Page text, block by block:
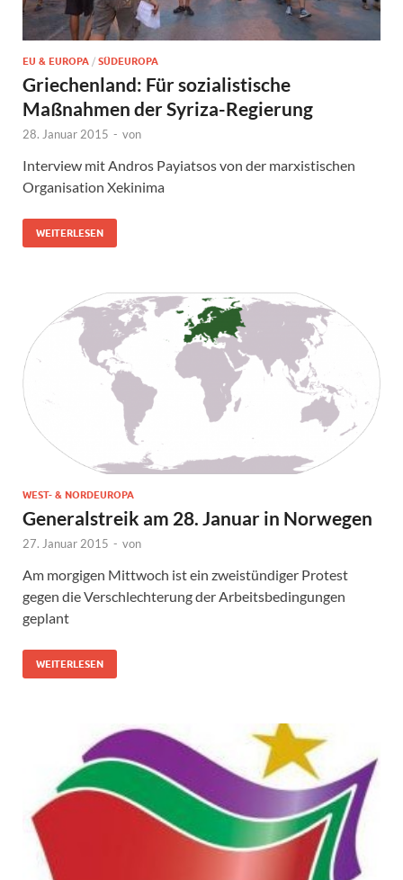
EU & EUROPA / SÜDEUROPA
Griechenland: Für sozialistische
Maßnahmen der Syriza-Regierung
28. Januar 2015 - von
Interview mit Andros Payiatsos von der marxistischen
Organisation Xekinima
WEITERLESEN
WEST- & NORDEUROPA
Generalstreik am 28. Januar in Norwegen
27. Januar 2015 - von
Am morgigen Mittwoch ist ein zweistündiger Protest
gegen die Verschlechterung der Arbeitsbedingungen
geplant
WEITERLESEN